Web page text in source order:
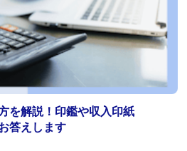
を解説！印鑑や収入印紙
答えします